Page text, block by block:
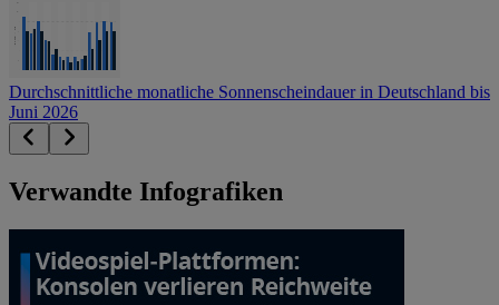
Durchschnittliche monatliche Sonnenscheindauer in Deutschland bis
Juni 2026
Verwandte Infografiken